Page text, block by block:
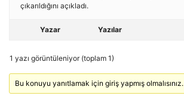
çıkarıldığını açıkladı.
Yazar Yazılar
1 yazı görüntüleniyor (toplam 1)
Bu konuyu yanıtlamak için giriş yapmış olmalısınız.